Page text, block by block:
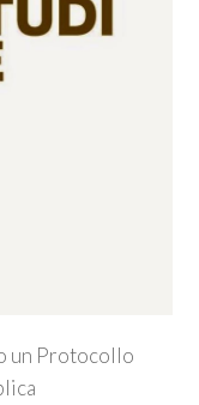
un Protocollo